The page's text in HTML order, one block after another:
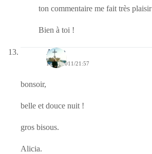
ton commentaire me fait très plaisir
Bien à toi !
Alicia
16/02/2011/21:57
bonsoir,
belle et douce nuit !
gros bisous.
Alicia.